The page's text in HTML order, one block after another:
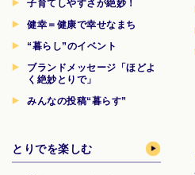
子育てしやすさが絶妙！
健幸＝健康で幸せなまち
“暮らし”のイベント
ブランドメッセージ「ほどよ
く絶妙とりで」
みんなの投稿“暮らす”
とりでを楽しむ